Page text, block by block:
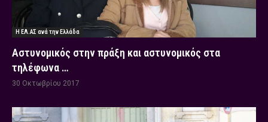
Η ΕΛ.ΑΣ ανά την Ελλάδα
Αστυνομικός στην πράξη και αστυνομικός στα
τηλέφωνα …
30 Οκτωβρίου 2017